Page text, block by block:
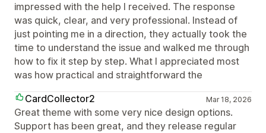
impressed with the help I received. The response
was quick, clear, and very professional. Instead of
just pointing me in a direction, they actually took the
time to understand the issue and walked me through
how to fix it step by step. What I appreciated most
was how practical and straightforward the
CardCollector2
Mar 18, 2026
Great theme with some very nice design options.
Support has been great, and they release regular